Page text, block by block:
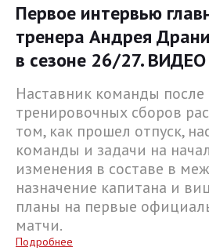
Первое интервью
тренера Андрея
в сезоне 26/27. ВИДЕО
Наставник команды после
тренировочных сборов
том, как прошел отпуск,
команды и задачи на
изменения в составе в
назначение капитана и
планы на первые
матчи.
Подробнее